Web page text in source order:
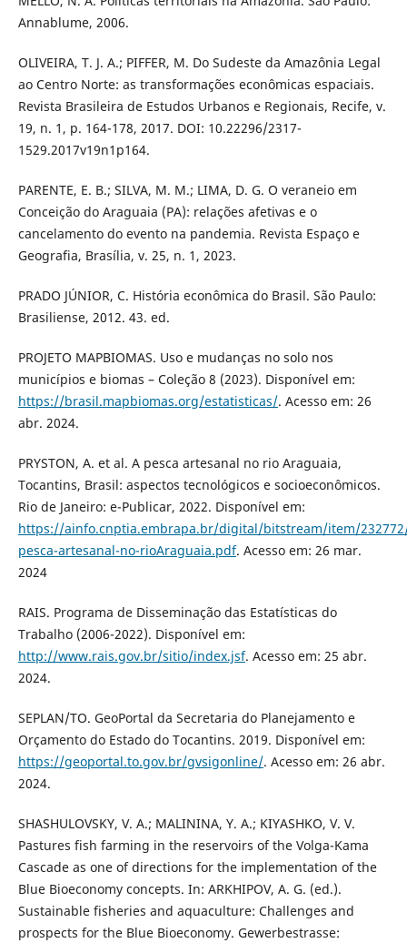
Annablume, 2006.
OLIVEIRA, T. J. A.; PIFFER, M. Do Sudeste da Amazônia Legal
ao Centro Norte: as transformações econômicas espaciais.
Revista Brasileira de Estudos Urbanos e Regionais, Recife, v.
19, n. 1, p. 164-178, 2017. DOI: 10.22296/2317-
1529.2017v19n1p164.
PARENTE, E. B.; SILVA, M. M.; LIMA, D. G. O veraneio em
Conceição do Araguaia (PA): relações afetivas e o
cancelamento do evento na pandemia. Revista Espaço e
Geografia, Brasília, v. 25, n. 1, 2023.
PRADO JÚNIOR, C. História econômica do Brasil. São Paulo:
Brasiliense, 2012. 43. ed.
PROJETO MAPBIOMAS. Uso e mudanças no solo nos
municípios e biomas – Coleção 8 (2023). Disponível em:
https://brasil.mapbiomas.org/estatisticas/. Acesso em: 26
abr. 2024.
PRYSTON, A. et al. A pesca artesanal no rio Araguaia,
Tocantins, Brasil: aspectos tecnológicos e socioeconômicos.
Rio de Janeiro: e-Publicar, 2022. Disponível em:
https://ainfo.cnptia.embrapa.br/digital/bitstream/item/
pesca-artesanal-no-rioAraguaia.pdf. Acesso em: 26 mar.
2024
RAIS. Programa de Disseminação das Estatísticas do
Trabalho (2006-2022). Disponível em:
http://www.rais.gov.br/sitio/index.jsf. Acesso em: 25 abr.
2024.
SEPLAN/TO. GeoPortal da Secretaria do Planejamento e
Orçamento do Estado do Tocantins. 2019. Disponível em:
https://geoportal.to.gov.br/gvsigonline/. Acesso em: 26 abr.
2024.
SHASHULOVSKY, V. A.; MALININA, Y. A.; KIYASHKO, V. V.
Pastures fish farming in the reservoirs of the Volga-Kama
Cascade as one of directions for the implementation of the
Blue Bioeconomy concepts. In: ARKHIPOV, A. G. (ed.).
Sustainable fisheries and aquaculture: Challenges and
prospects for the Blue Bioeconomy. Gewerbestrasse: